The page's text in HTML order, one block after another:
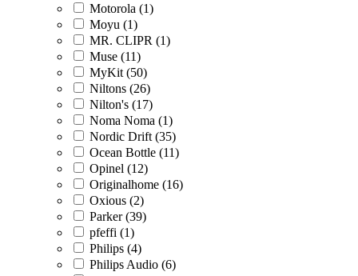
Motorola (1)
Moyu (1)
MR. CLIPR (1)
Muse (11)
MyKit (50)
Niltons (26)
Nilton's (17)
Noma Noma (1)
Nordic Drift (35)
Ocean Bottle (11)
Opinel (12)
Originalhome (16)
Oxious (2)
Parker (39)
pfeffi (1)
Philips (4)
Philips Audio (6)